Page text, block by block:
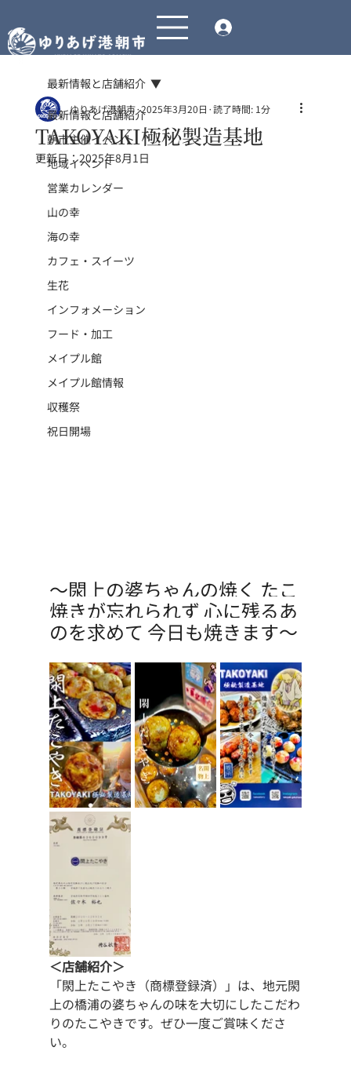
最新情報と店舗紹介
朝市主催イベント
地域イベント
営業カレンダー
山の幸
海の幸
カフェ・スイーツ
生花
インフォメーション
フード・加工
メイプル館
メイプル館情報
収穫祭
祝日開場
最新情報と店舗紹介
TAKOYAKI極秘製造基地
ゆりあげ港朝市 2025年3月20日 読了時間: 1分
更新日：2025年8月1日
〜閖上の婆ちゃんの焼く たこ
焼きが忘れられず 心に残るあ
のを求めて 今日も焼きます〜
＜店舗紹介＞
「閖上たこやき（商標登録済）」は、地元閖
上の橋浦の婆ちゃんの味を大切にしたこだわ
りのたこやきです。ぜひ一度ご賞味くださ
い。